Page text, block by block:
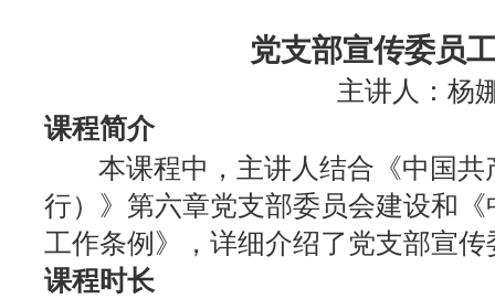
党支部宣传委员
主讲人：杨
课程简介
本课程中，主讲人结合《中国共
行）》第六章党支部委员会建设和
工作条例》，详细介绍了党支部宣
课程时长